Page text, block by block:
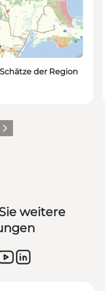
der Region
Folie
Nächste Folie
weitere